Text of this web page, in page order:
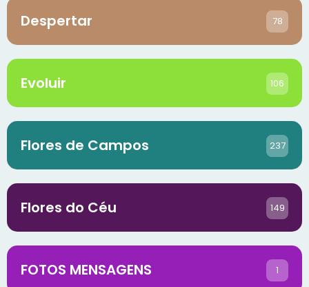
Despertar 78
Evoluir 106
Flores de Campos 237
Flores do Céu 149
FOTOS MENSAGENS 1